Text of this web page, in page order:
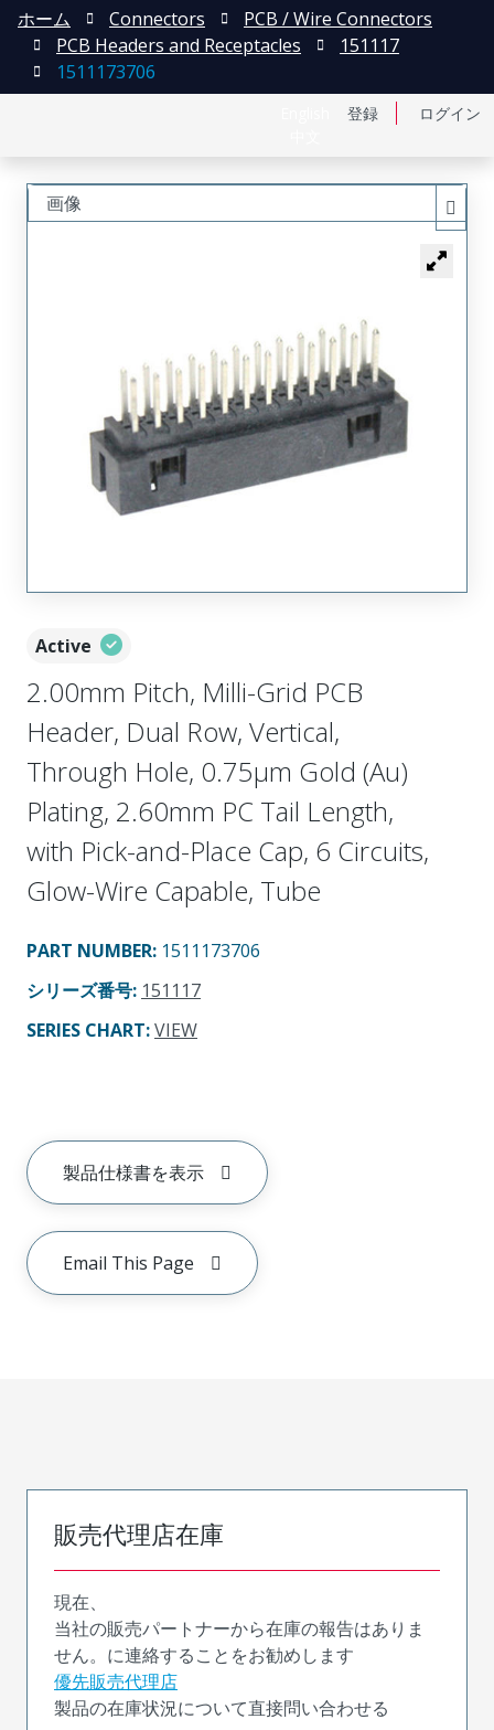
登録 ログイン
ホーム Connectors
PCB / Wire Connectors
PCB Headers and Receptacles
151117
1511173706
Active
2.00mm Pitch, Milli-Grid PCB
Header, Dual Row, Vertical,
Through Hole, 0.75µm Gold (Au)
Plating, 2.60mm PC Tail Length,
with Pick-and-Place Cap, 6 Circuits,
Glow-Wire Capable, Tube
PART NUMBER: 1511173706
シリーズ番号: 151117
SERIES CHART:VIEW
製品仕様書を表示
Email This Page
画像
販売代理店在庫
現在、
当社の販売パートナーから在庫の報告はありま
せん。に連絡することをお勧めします
優先販売代理店
製品の在庫状況について直接問い合わせる